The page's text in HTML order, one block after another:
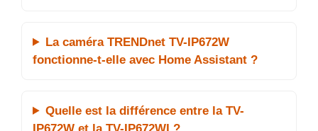
La caméra TRENDnet TV-IP672W
fonctionne-t-elle avec Home Assistant ?
Quelle est la différence entre la TV-